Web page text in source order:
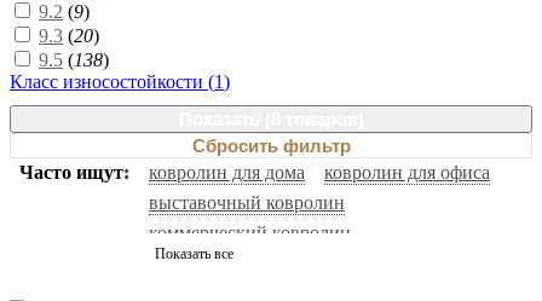
9.2 (9)
9.3 (20)
9.5 (138)
Класс износостойкости (1)
Сбросить фильтр
Часто ищут:
ковролин для дома
ковролин для офиса
выставочный ковролин
коммерческий ковролин
натуральный ковролин
ковролин черный
Показать все